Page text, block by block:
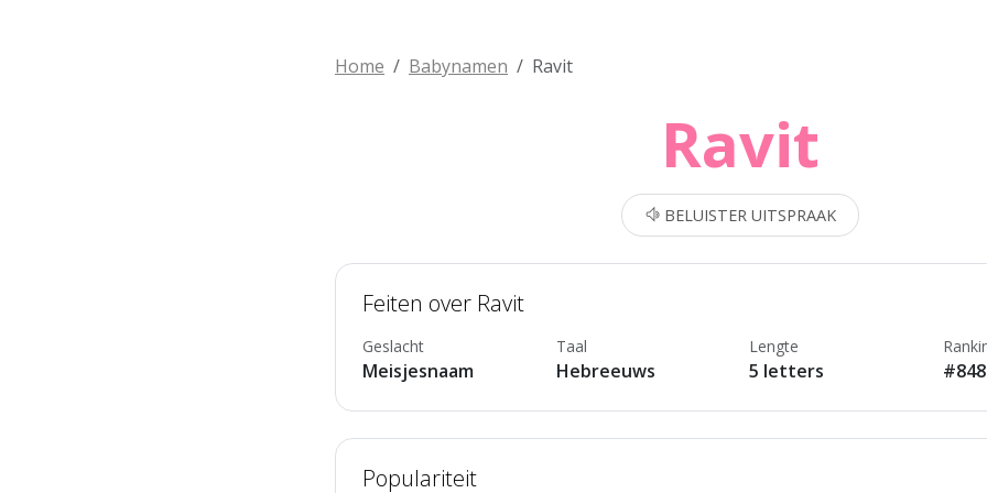
Home Babynamen Ravit
Ravit
BELUISTER UITSPRAAK
Feiten over Ravit
Geslacht
Meisjesnaam
Taal
Hebreeuws
Lengte
5 letters
Populariteit